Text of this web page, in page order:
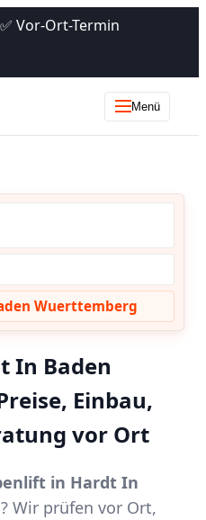
Vor-Ort-Termin
Menü
Wuerttemberg
In Baden
Einbau,
vor Ort
in Hardt In
? Wir prüfen vor Ort,